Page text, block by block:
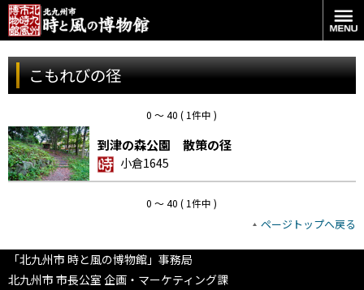
こもれびの径
0 〜 40 ( 1件中 )
到津の森公園 散策の径
小倉1645
0 〜 40 ( 1件中 )
ページトップへ戻る
「北九州市 時と風の博物館」事務局
北九州市 市長公室 企画・マーケティング課